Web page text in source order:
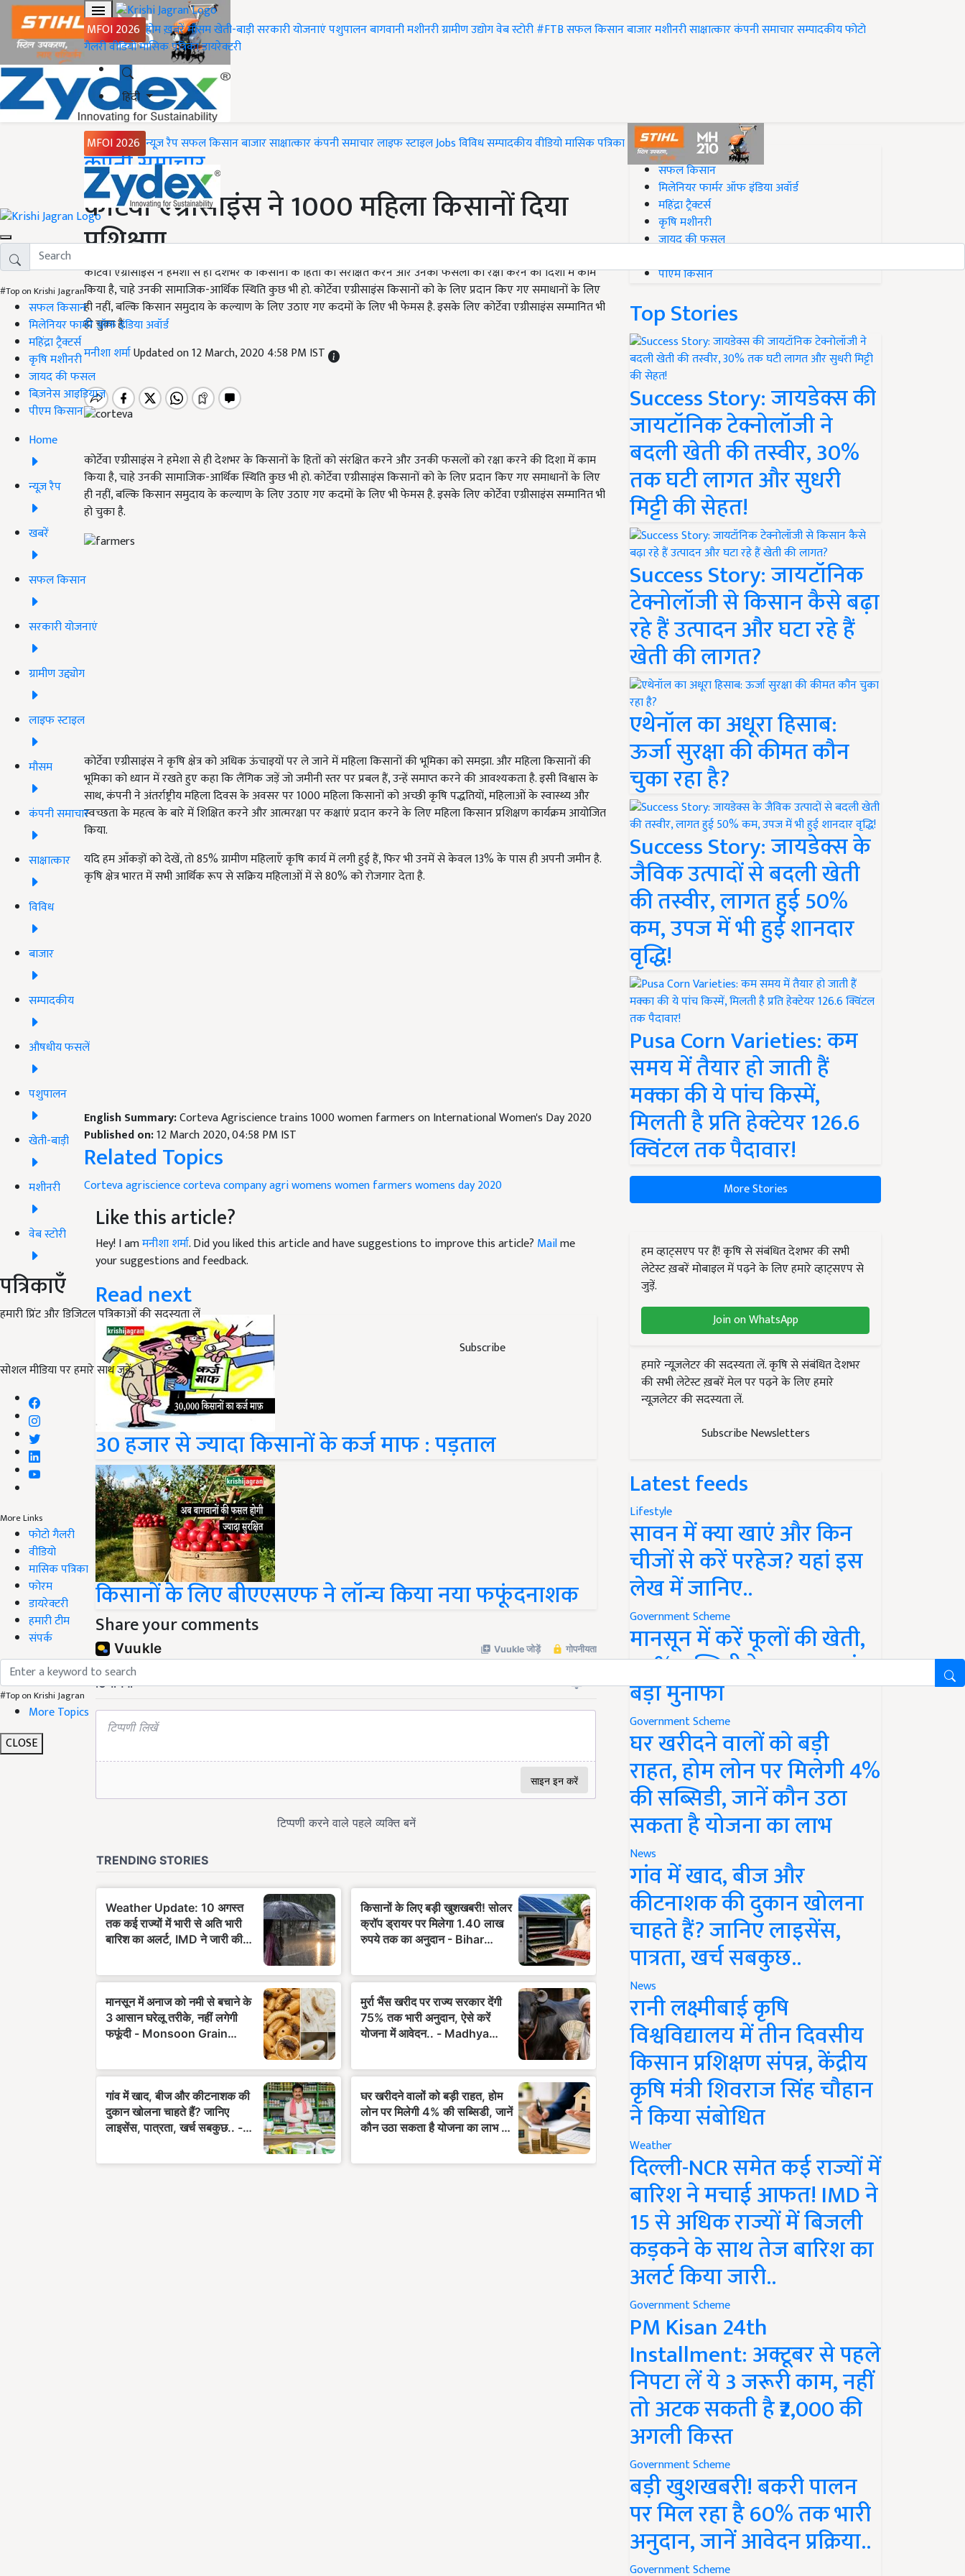
MFOI 2026 होमख़बरेंमौसमखेती-बाड़ीसरकारी योजनाएंपशुपालनबागवानीमशीनरीग्रामीण उद्योगवेब स्टोरी#FTBसफल किसानबाजारमशीनरीसाक्षात्कारकंपनी समाचारसम्पादकीयफोटो
गैलरीवीडियोमासिक पत्रिकाडायरेक्टरी
हिंदी
MFOI 2026 न्यूज़ रैपसफल किसानबाजारसाक्षात्कारकंपनी समाचारलाइफ स्टाइलJobsविविधसम्पादकीयवीडियोमासिक पत्रिका
#Top on Krishi Jagran
सफल किसान
मिलेनियर फार्मर ऑफ इंडिया अवॉर्ड
महिंद्रा ट्रैक्टर्स
कृषि मशीनरी
जायद की फसल
बिज़नेस आइडियाज
पीएम किसान
Home
न्यूज़ रैप
खबरें
सफल किसान
सरकारी योजनाएं
ग्रामीण उद्द्योग
लाइफ स्टाइल
मौसम
कंपनी समाचार
साक्षात्कार
विविध
बाजार
सम्पादकीय
औषधीय फसलें
पशुपालन
खेती-बाड़ी
मशीनरी
वेब स्टोरी
पत्रिकाएँ
हमारी प्रिंट और डिजिटल पत्रिकाओं की सदस्यता लें
Subscribe
सोशल मीडिया पर हमारे साथ जुड़ें:
More Links
फोटो गैलरी
वीडियो
मासिक पत्रिका
फोरम
डायरेक्टरी
हमारी टीम
संपर्क
#Top on Krishi Jagran
More Topics
CLOSE
Home
कंपनी समाचार
कोर्टेवा एग्रीसाइंस ने 1000 महिला किसानों दिया
प्रशिक्षण
कोर्टेवा एग्रीसाइंस ने हमेशा से ही देशभर के किसानों के हितों को संरक्षित करने और उनकी फसलों को रक्षा करने की दिशा में काम
किया है, चाहे उनकी सामाजिक-आर्थिक स्थिति कुछ भी हो. कोर्टेवा एग्रीसाइंस किसानों को के लिए प्रदान किए गए समाधानों के लिए
ही नहीं, बल्कि किसान समुदाय के कल्याण के लिए उठाए गए कदमों के लिए भी फेमस है. इसके लिए कोर्टेवा एग्रीसाइंस सम्मानित भी
हो चुका है.
मनीशा शर्माUpdated on 12 March, 2020 4:58 PM IST
कोर्टेवा एग्रीसाइंस ने हमेशा से ही देशभर के किसानों के हितों को संरक्षित करने और उनकी फसलों को रक्षा करने की दिशा में काम
किया है, चाहे उनकी सामाजिक-आर्थिक स्थिति कुछ भी हो. कोर्टेवा एग्रीसाइंस किसानों को के लिए प्रदान किए गए समाधानों के लिए
ही नहीं, बल्कि किसान समुदाय के कल्याण के लिए उठाए गए कदमों के लिए भी फेमस है. इसके लिए कोर्टेवा एग्रीसाइंस सम्मानित भी
हो चुका है.
कोर्टेवा एग्रीसाइंस ने कृषि क्षेत्र को अधिक ऊंचाइयों पर ले जाने में महिला किसानों की भूमिका को समझा. और महिला किसानों की
भूमिका को ध्यान में रखते हुए कहा कि लैंगिक जड़ें जो जमीनी स्तर पर प्रबल हैं, उन्हें समाप्त करने की आवश्यकता है. इसी विश्वास के
साथ, कंपनी ने अंतर्राष्ट्रीय महिला दिवस के अवसर पर 1000 महिला किसानों को अच्छी कृषि पद्धतियों, महिलाओं के स्वास्थ्य और
स्वच्छता के महत्व के बारे में शिक्षित करने और आत्मरक्षा पर कक्षाएं प्रदान करने के लिए महिला किसान प्रशिक्षण कार्यक्रम आयोजित
किया.
यदि हम आँकड़ों को देखें, तो 85% ग्रामीण महिलाएँ कृषि कार्य में लगी हुई हैं, फिर भी उनमें से केवल 13% के पास ही अपनी जमीन है.
कृषि क्षेत्र भारत में सभी आर्थिक रूप से सक्रिय महिलाओं में से 80% को रोजगार देता है.
English Summary:Corteva Agriscience trains 1000 women farmers on International Women's Day 2020
Published on:12 March 2020, 04:58 PM IST
Related Topics
Corteva agrisciencecorteva companyagri womenswomen farmerswomens day 2020
Like this article?
Hey! I amमनीशा शर्मा. Did you liked this article and have suggestions to improve this article? Mailme
your suggestions and feedback.
Read next
30 हजार से ज्यादा किसानों के कर्ज माफ : पड़ताल
किसानों के लिए बीएएसएफ ने लॉन्च किया नया फफूंदनाशक
Share your comments
#Top on Krishi Jagran
सफल किसान
मिलेनियर फार्मर ऑफ इंडिया अवॉर्ड
महिंद्रा ट्रैक्टर्स
कृषि मशीनरी
जायद की फसल
पीएम किसान
Top Stories
Success Story: जायडेक्स की
जायटॉनिक टेक्नोलॉजी ने
बदली खेती की तस्वीर, 30%
तक घटी लागत और सुधरी
मिट्टी की सेहत!
Success Story: जायटॉनिक
टेक्नोलॉजी से किसान कैसे बढ़ा
रहे हैं उत्पादन और घटा रहे हैं
खेती की लागत?
एथेनॉल का अधूरा हिसाब:
ऊर्जा सुरक्षा की कीमत कौन
चुका रहा है?
Success Story: जायडेक्स के
जैविक उत्पादों से बदली खेती
की तस्वीर, लागत हुई 50%
कम, उपज में भी हुई शानदार
वृद्धि!
Pusa Corn Varieties: कम
समय में तैयार हो जाती हैं
मक्का की ये पांच किस्में,
मिलती है प्रति हेक्टेयर 126.6
क्विंटल तक पैदावार!
More Stories
हम व्हाट्सएप पर हैं! कृषि से संबंधित देशभर की सभी
लेटेस्ट ख़बरें मोबाइल में पढ़ने के लिए हमारे व्हाट्सएप से
जुड़ें.
Join on WhatsApp
हमारे न्यूज़लेटर की सदस्यता लें. कृषि से संबंधित देशभर
की सभी लेटेस्ट ख़बरें मेल पर पढ़ने के लिए हमारे
न्यूज़लेटर की सदस्यता लें.
Subscribe Newsletters
Latest feeds
Lifestyle
सावन में क्या खाएं और किन
चीजों से करें परहेज? यहां इस
लेख में जानिए..
Government Scheme
मानसून में करें फूलों की खेती,
50% सब्सिडी के साथ कमाएं
बड़ा मुनाफा
Government Scheme
घर खरीदने वालों को बड़ी
राहत, होम लोन पर मिलेगी 4%
की सब्सिडी, जानें कौन उठा
सकता है योजना का लाभ
News
गांव में खाद, बीज और
कीटनाशक की दुकान खोलना
चाहते हैं? जानिए लाइसेंस,
पात्रता, खर्च सबकुछ..
News
रानी लक्ष्मीबाई कृषि
विश्वविद्यालय में तीन दिवसीय
किसान प्रशिक्षण संपन्न, केंद्रीय
कृषि मंत्री शिवराज सिंह चौहान
ने किया संबोधित
Weather
दिल्ली-NCR समेत कई राज्यों में
बारिश ने मचाई आफत! IMD ने
15 से अधिक राज्यों में बिजली
कड़कने के साथ तेज बारिश का
अलर्ट किया जारी..
Government Scheme
PM Kisan 24th
Installment: अक्टूबर से पहले
निपटा लें ये 3 जरूरी काम, नहीं
तो अटक सकती है ₹2,000 की
अगली किस्त
Government Scheme
बड़ी खुशखबरी! बकरी पालन
पर मिल रहा है 60% तक भारी
अनुदान, जानें आवेदन प्रक्रिया..
Government Scheme